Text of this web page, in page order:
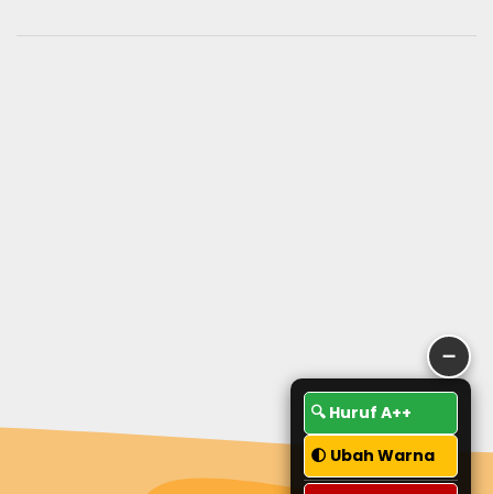
➖
🔍 Huruf A++
🌓 Ubah Warna